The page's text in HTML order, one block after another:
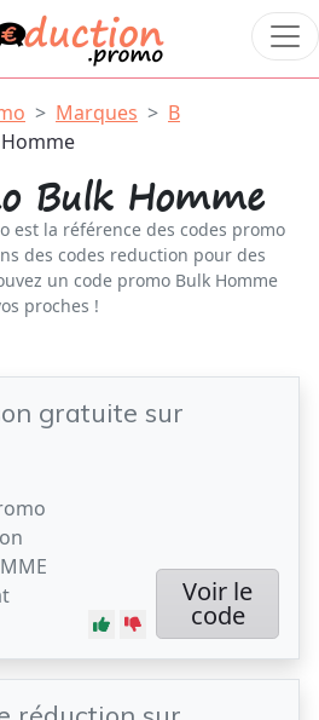
Marques
B
Bulk Homme
est la référence des codes promo
des codes reduction pour des
un code promo Bulk Homme
proches !
gratuite sur
Voir le
code